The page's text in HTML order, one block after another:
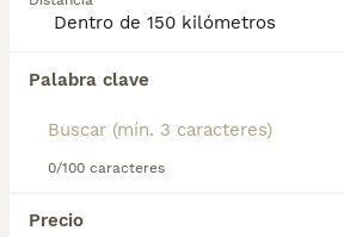
Palabra clave
0/100 caracteres
Precio
para obtener información sobre esta
Encontramos 0 Terranova
Si deseas exactamente esta
búsqueda y espera el